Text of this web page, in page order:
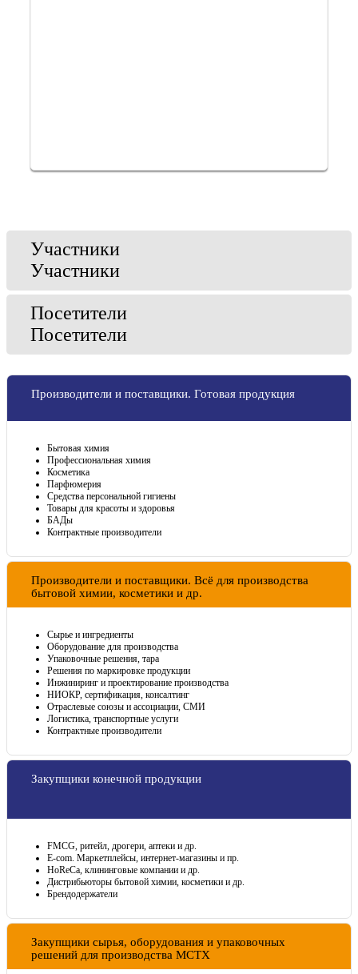
Участники
Участники
Посетители
Посетители
Производители и поставщики. Готовая продукция
Бытовая химия
Профессиональная химия
Косметика
Парфюмерия
Средства персональной гигиены
Товары для красоты и здоровья
БАДы
Контрактные производители
Производители и поставщики. Всё для производства
бытовой химии, косметики и др.
Сырье и ингредиенты
Оборудование для производства
Упаковочные решения, тара
Решения по маркировке продукции
Инжиниринг и проектирование производства
НИОКР, сертификация, консалтинг
Отраслевые союзы и ассоциации, СМИ
Логистика, транспортные услуги
Контрактные производители
Закупщики конечной продукции
FMCG, ритейл, дрогери, аптеки и др.
E-com. Маркетплейсы, интернет-магазины и пр.
HoReCa, клининговые компании и др.
Дистрибьюторы бытовой химии, косметики и др.
Брендодержатели
Закупщики сырья, оборудования и упаковочных
решений для производства МСТХ